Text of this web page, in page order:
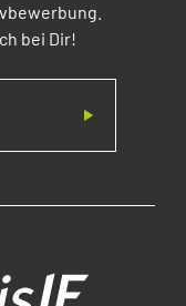
bei Dir!